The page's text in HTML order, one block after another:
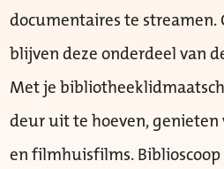
documentaires te streamen.
blijven deze onderdeel van
Met je
deur uit te hoeven, genieten
en filmhuisfilms.